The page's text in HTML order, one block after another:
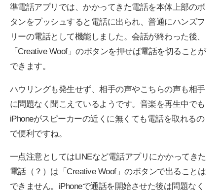
準電話アプリでは、かかってきた電話を本体上部のボ
タンをプッシュすると電話に出られ、普通にハンズフ
リーの電話として機能しました。会話が終わった後、
「Creative Woof」のボタンを押せば電話を切ることが
できます。
ハウリングも発生せず、相手の声やこちらの声も相手
に問題なく聞こえているようです。音楽を再生中でも
iPhoneがスピーカーの近くに無くても電話を取れるの
で便利ですね。
一点注意としてはLINEなど電話アプリにかかってきた
電話（？）は「Creative Woof」のボタンで出ることは
できません。iPhoneで通話を開始させた後は問題なく